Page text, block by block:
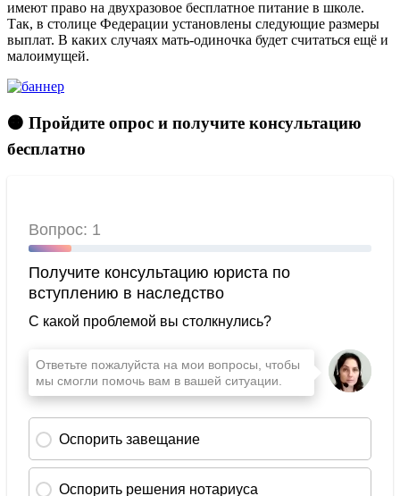
имеют право на двухразовое бесплатное питание в школе.
Так, в столице Федерации установлены следующие размеры
выплат. В каких случаях мать-одиночка будет считаться ещё и
малоимущей.
🟠 Пройдите опрос и получите консультацию
бесплатно